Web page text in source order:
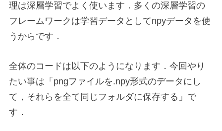
理は深層学習でよく使います．多くの深層学習の
フレームワークは学習データとしてnpyデータを使
うからです．
全体のコードは以下のようになります．今回やり
たい事は「pngファイルを.npy形式のデータにし
て，それらを全て同じフォルダに保存する」で
す．